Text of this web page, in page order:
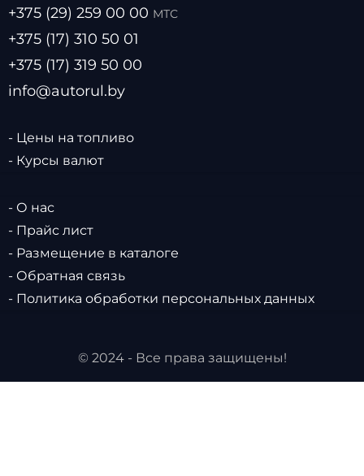
+375 (29) 259 00 00 МТС
+375 (17) 310 50 01
+375 (17) 319 50 00
info@autorul.by
- Цены на топливо
- Курсы валют
- О нас
- Прайс лист
- Размещение в каталоге
- Обратная связь
- Политика обработки персональных данных
© 2024 - Все права защищены!